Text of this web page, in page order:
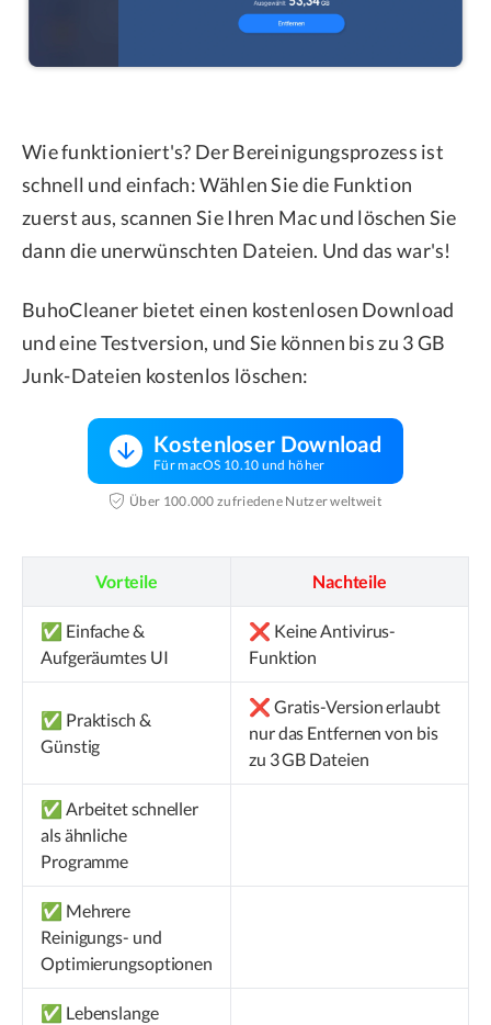
Wie funktioniert's? Der Bereinigungsprozess ist
schnell und einfach: Wählen Sie die Funktion
zuerst aus, scannen Sie Ihren Mac und löschen Sie
dann die unerwünschten Dateien. Und das war's!
BuhoCleaner bietet einen kostenlosen Download
und eine Testversion, und Sie können bis zu 3 GB
Junk-Dateien kostenlos löschen:
Kostenloser Download
Für macOS 10.10 und höher
Über 100.000 zufriedene Nutzer weltweit
Vorteile Nachteile
✅ Einfache &
Aufgeräumtes UI
❌ Keine Antivirus-
Funktion
✅ Praktisch &
Günstig
❌ Gratis-Version erlaubt
nur das Entfernen von bis
zu 3 GB Dateien
✅ Arbeitet schneller
als ähnliche
Programme
✅ Mehrere
Reinigungs- und
Optimierungsoptionen
✅ Lebenslange